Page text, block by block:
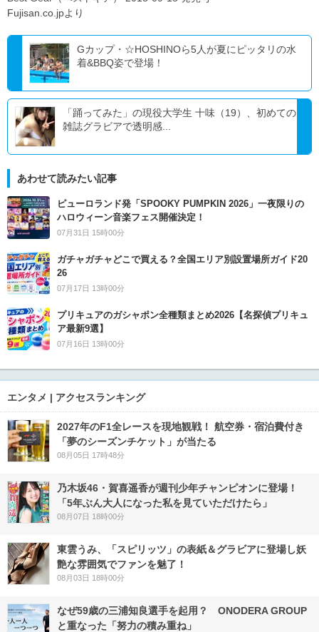
Fujisan.co.jpより
Gカップ・☆HOSHINOら5人が夏にピッタリの水
着&BBQ姿で登場！
「踊ってみた」の現役大学生 十味（19）、初めての
雑誌グラビアで透明感...
あわせて読みたい記事
ピューロランド発「SPOOKY PUMPKIN 2026」一夜限りの
ハロウィーン音楽フェス開催決定！
07月31日 15時00分
ガチャガチャどこで買える？全国エリア別設置場所ガイド20
26
07月17日 13時00分
プリキュアのガシャポン全種類まとめ2026【名探偵プリキュ
ア最新9選】
07月16日 13時00分
エンタメ | アクセスランキング
2027年のF1全レースを現地観戦！ 航空券・宿泊費付き
「夢のシーズンチケット」が当たる
08月05日 17時48分
乃木坂46・賀喜遥香が週刊少年チャンピオンに登場！
「5年ぶん大人になった私を見ていただけたら」
08月07日 18時00分
東雲うみ、「スピリッツ」の表紙＆グラビアに登場し妖
艶な雰囲気でファンを魅了！
08月03日 18時00分
なぜ59歳の三浦知良選手を起用？ ONODERA GROUP
と重なった「努力の積み重ね」